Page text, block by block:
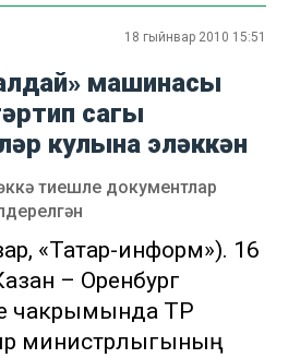
18 гыйнвар 2010 15:51
машинасы
сагы
кулына эләккән
тиешле документлар
«Татар-информ»). 16
– Оренбург
чакрымында ТР
министрлыгының